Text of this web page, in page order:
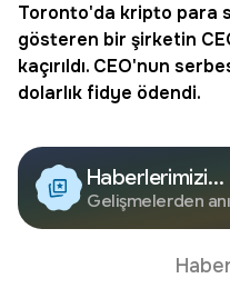
Toronto'da kripto para
gösteren bir şirketin
kaçırıldı. CEO'nun
dolarlık fidye ödendi.
Haberlerimizi
Google'da
Edin
Gelişmelerden